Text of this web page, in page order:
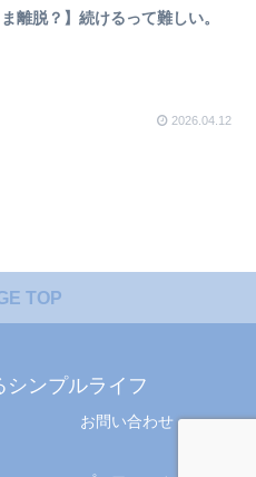
ま離脱？】続けるって難しい。
2026.04.12
TOP
ンプルライフ
お問い合わせ